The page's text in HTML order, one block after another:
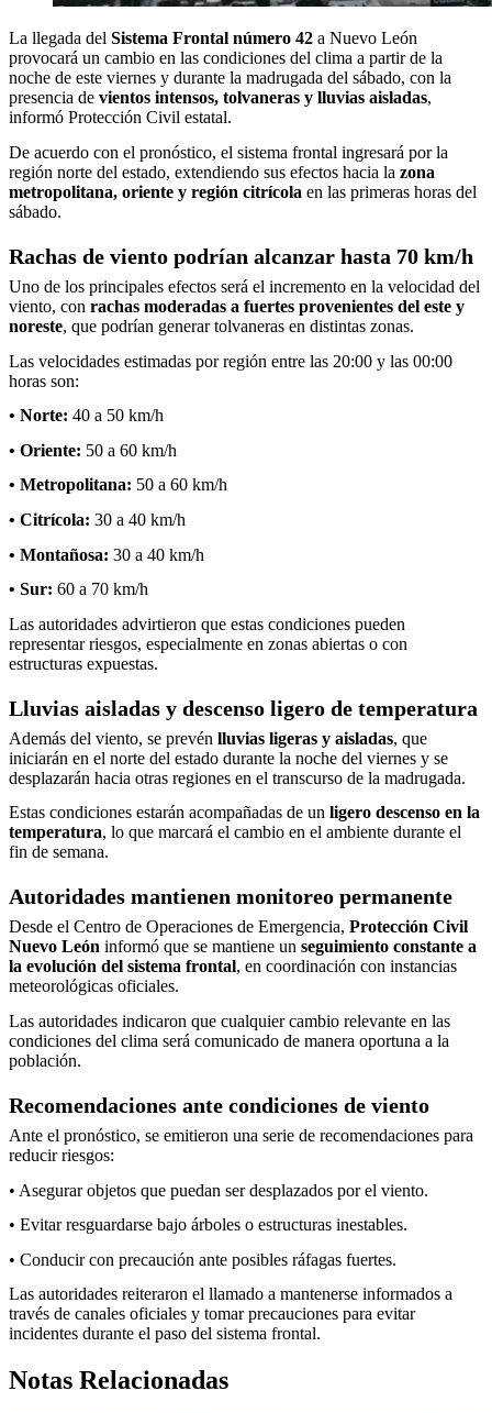
La llegada del Sistema Frontal número 42 a Nuevo León
provocará un cambio en las condiciones del clima a partir de la
noche de este viernes y durante la madrugada del sábado, con la
presencia de vientos intensos, tolvaneras y lluvias aisladas,
informó Protección Civil estatal.
De acuerdo con el pronóstico, el sistema frontal ingresará por la
región norte del estado, extendiendo sus efectos hacia la zona
metropolitana, oriente y región citrícola en las primeras horas del
sábado.
Rachas de viento podrían alcanzar hasta 70 km/h
Uno de los principales efectos será el incremento en la velocidad del
viento, con rachas moderadas a fuertes provenientes del este y
noreste, que podrían generar tolvaneras en distintas zonas.
Las velocidades estimadas por región entre las 20:00 y las 00:00
horas son:
• Norte: 40 a 50 km/h
• Oriente: 50 a 60 km/h
• Metropolitana: 50 a 60 km/h
• Citrícola: 30 a 40 km/h
• Montañosa: 30 a 40 km/h
• Sur: 60 a 70 km/h
Las autoridades advirtieron que estas condiciones pueden
representar riesgos, especialmente en zonas abiertas o con
estructuras expuestas.
Lluvias aisladas y descenso ligero de temperatura
Además del viento, se prevén lluvias ligeras y aisladas, que
iniciarán en el norte del estado durante la noche del viernes y se
desplazarán hacia otras regiones en el transcurso de la madrugada.
Estas condiciones estarán acompañadas de un ligero descenso en la
temperatura, lo que marcará el cambio en el ambiente durante el
fin de semana.
Autoridades mantienen monitoreo permanente
Desde el Centro de Operaciones de Emergencia, Protección Civil
Nuevo León informó que se mantiene un seguimiento constante a
la evolución del sistema frontal, en coordinación con instancias
meteorológicas oficiales.
Las autoridades indicaron que cualquier cambio relevante en las
condiciones del clima será comunicado de manera oportuna a la
población.
Recomendaciones ante condiciones de viento
Ante el pronóstico, se emitieron una serie de recomendaciones para
reducir riesgos:
• Asegurar objetos que puedan ser desplazados por el viento.
• Evitar resguardarse bajo árboles o estructuras inestables.
• Conducir con precaución ante posibles ráfagas fuertes.
Las autoridades reiteraron el llamado a mantenerse informados a
través de canales oficiales y tomar precauciones para evitar
incidentes durante el paso del sistema frontal.
Notas Relacionadas